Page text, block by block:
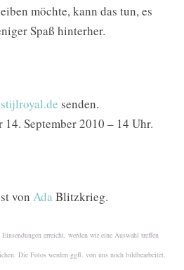
möchte, kann das tun, es
Spaß hinterher.
senden.
September 2010 – 14 Uhr.
von AdaBlitzkrieg.
erreicht, werden wir eine Auswahl treffen
Die Fotos werden ggfl. von uns noch bildbearbeitet.